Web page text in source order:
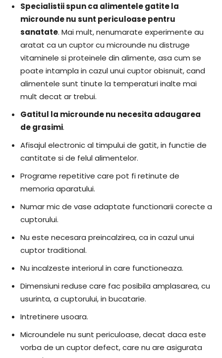
Specialistii spun ca alimentele gatite la
microunde nu sunt periculoase pentru
sanatate. Mai mult, nenumarate experimente au
aratat ca un cuptor cu microunde nu distruge
vitaminele si proteinele din alimente, asa cum se
poate intampla in cazul unui cuptor obisnuit, cand
alimentele sunt tinute la temperaturi inalte mai
mult decat ar trebui.
Gatitul la microunde nu necesita adaugarea
de grasimi.
Afisajul electronic al timpului de gatit, in functie de
cantitate si de felul alimentelor.
Programe repetitive care pot fi retinute de
memoria aparatului.
Numar mic de vase adaptate functionarii corecte a
cuptorului.
Nu este necesara preincalzirea, ca in cazul unui
cuptor traditional.
Nu incalzeste interiorul in care functioneaza.
Dimensiuni reduse care fac posibila amplasarea, cu
usurinta, a cuptorului, in bucatarie.
Intretinere usoara.
Microundele nu sunt periculoase, decat daca este
vorba de un cuptor defect, care nu are asigurata